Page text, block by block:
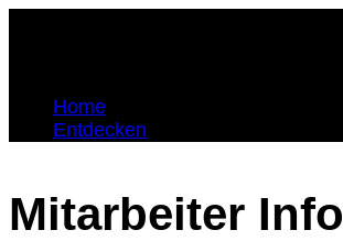
Home
Entdecken
Mitarbeiter Info